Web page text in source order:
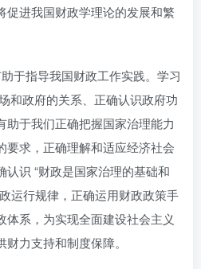
促进我国财政学理论的发展和繁
于指导我国财政工作实践。学习
和政府的关系、正确认识政府功
助于我们正确把握国家治理能力
要求，正确理解和适应经济社会
识 “财政是国家治理的基础和
运行规律，正确运用财政政策手
系，为实现全面建设社会主义
力支持和制度保障。